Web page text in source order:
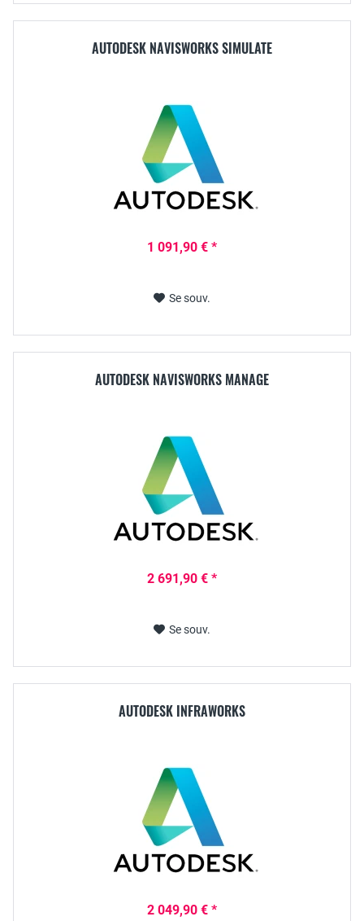
AUTODESK NAVISWORKS SIMULATE
1 091,90 € *
Se souv.
AUTODESK NAVISWORKS MANAGE
2 691,90 € *
Se souv.
AUTODESK INFRAWORKS
2 049,90 € *